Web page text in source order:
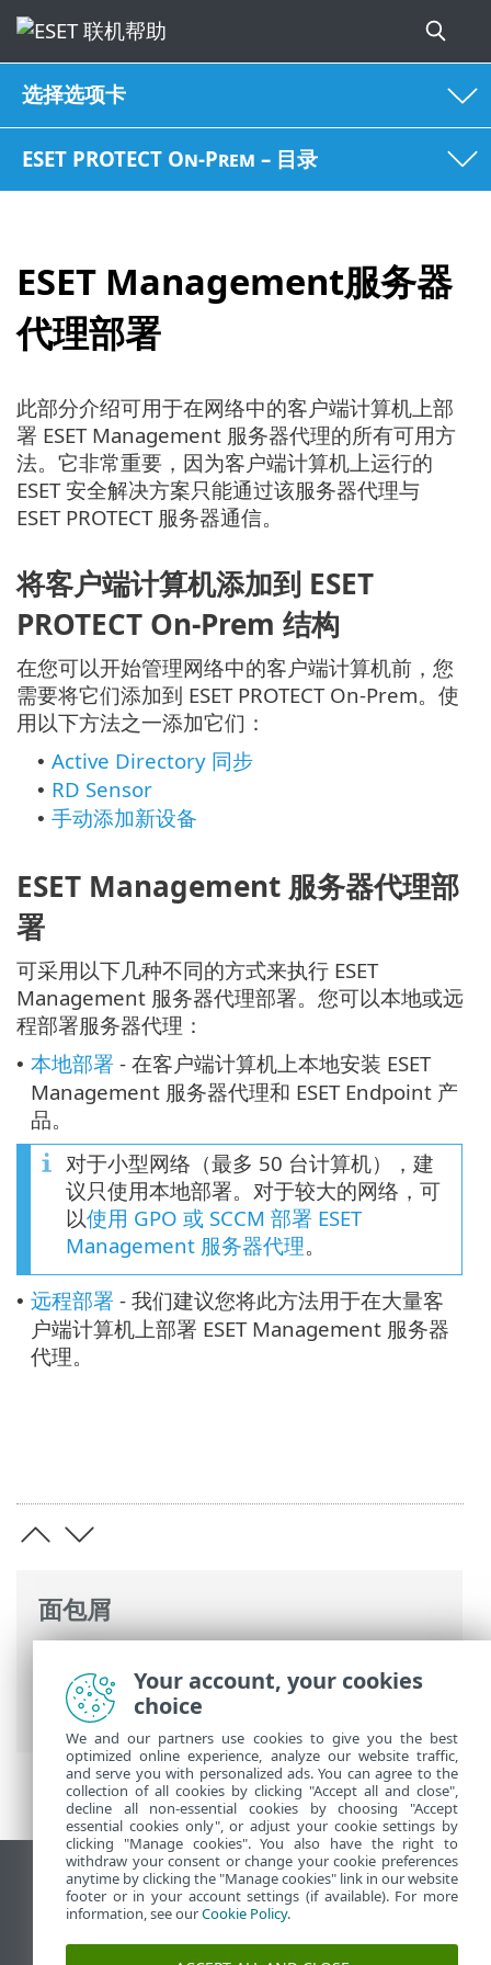
选择选项卡
ESET PROTECT On-Prem – 目录
ESET Management服务器
代理部署
面包屑
开始使用
> ESET Management服务器代理
部署
此部分介绍可用于在网络中的客户端计算机上部
署 ESET Management 服务器代理的所有可用方
法。它非常重要，因为客户端计算机上运行的
ESET 安全解决方案只能通过该服务器代理与
ESET PROTECT 服务器通信。
将客户端计算机添加到 ESET
PROTECT On-Prem 结构
在您可以开始管理网络中的客户端计算机前，您
需要将它们添加到 ESET PROTECT On-Prem。使
用以下方法之一添加它们：
• Active Directory 同步
• RD Sensor
• 手动添加新设备
ESET Management 服务器代理部
署
可采用以下几种不同的方式来执行 ESET
Management 服务器代理部署。您可以本地或远
程部署服务器代理：
• 本地部署 - 在客户端计算机上本地安装 ESET
Management 服务器代理和 ESET Endpoint 产
品。
对于小型网络（最多 50 台计算机），建
议只使用本地部署。对于较大的网络，可
以使用 GPO 或 SCCM 部署 ESET
Management 服务器代理。
• 远程部署 - 我们建议您将此方法用于在大量客
户端计算机上部署 ESET Management 服务器
代理。
查看桌面站点
End of Life
ESET 知识库
Your account, your cookies
choice
We and our partners use cookies to give you the best
optimized online experience, analyze our website traffic,
and serve you with personalized ads. You can agree to the
collection of all cookies by clicking "Accept all and close",
decline all non-essential cookies by choosing "Accept
essential cookies only", or adjust your cookie settings by
clicking "Manage cookies". You also have the right to
withdraw your consent or change your cookie preferences
anytime by clicking the "Manage cookies" link in our website
footer or in your account settings (if available). For more
information, see ourCookie Policy.